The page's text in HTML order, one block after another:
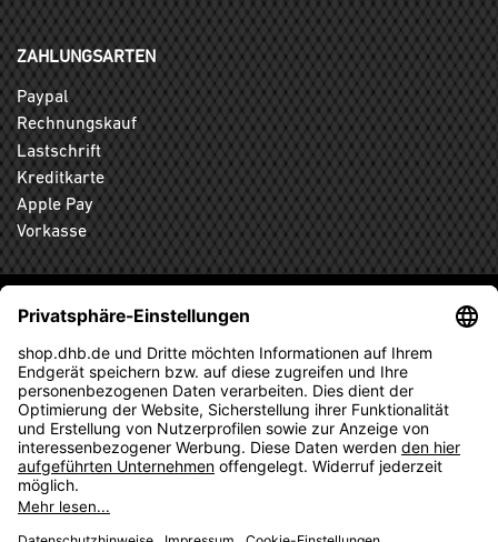
ZAHLUNGSARTEN
Paypal
Rechnungskauf
Lastschrift
Kreditkarte
Apple Pay
Vorkasse
ABONNIEREN SIE DEN KOSTENLOSEN DHB-FANSHOP
NEWSLETTER UND VERPASSEN SIE KEINE NEUIGKEIT ODER
AKTION MEHR.
ANMELDEN